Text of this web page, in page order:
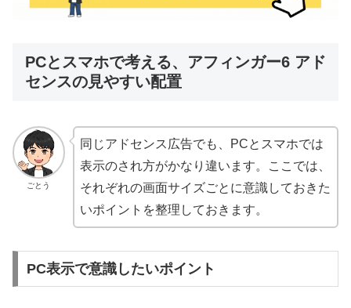
PCとスマホで考える、アフィンガー6 アド
センスの見やすい配置
ごとう
同じアドセンス広告でも、PCとスマホでは
表示のされ方がかなり違います。ここでは、
それぞれの画面サイズごとに意識しておきた
いポイントを整理しておきます。
PC表示で意識したいポイント